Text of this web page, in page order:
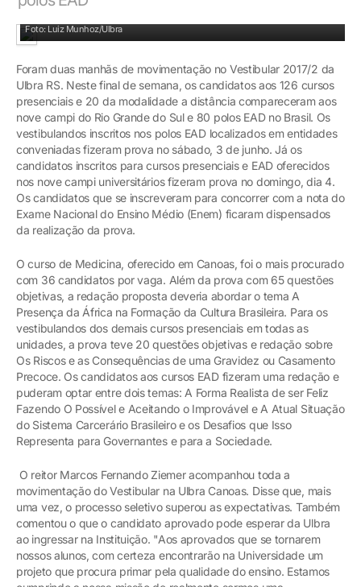
Foto: Luiz Munhoz/Ulbra
Foram duas manhãs de movimentação no Vestibular 2017/2 da
Ulbra RS. Neste final de semana, os candidatos aos 126 cursos
presenciais e 20 da modalidade a distância compareceram aos
nove campi do Rio Grande do Sul e 80 polos EAD no Brasil. Os
vestibulandos inscritos nos polos EAD localizados em entidades
conveniadas fizeram prova no sábado, 3 de junho. Já os
candidatos inscritos para cursos presenciais e EAD oferecidos
nos nove campi universitários fizeram prova no domingo, dia 4.
Os candidatos que se inscreveram para concorrer com a nota do
Exame Nacional do Ensino Médio (Enem) ficaram dispensados
da realização da prova.
O curso de Medicina, oferecido em Canoas, foi o mais procurado
com 36 candidatos por vaga. Além da prova com 65 questões
objetivas, a redação proposta deveria abordar o tema A
Presença da África na Formação da Cultura Brasileira. Para os
vestibulandos dos demais cursos presenciais em todas as
unidades, a prova teve 20 questões objetivas e redação sobre
Os Riscos e as Consequências de uma Gravidez ou Casamento
Precoce. Os candidatos aos cursos EAD fizeram uma redação e
puderam optar entre dois temas: A Forma Realista de ser Feliz
Fazendo O Possível e Aceitando o Improvável e A Atual Situação
do Sistema Carcerário Brasileiro e os Desafios que Isso
Representa para Governantes e para a Sociedade.
O reitor Marcos Fernando Ziemer acompanhou toda a
movimentação do Vestibular na Ulbra Canoas. Disse que, mais
uma vez, o processo seletivo superou as expectativas. Também
comentou o que o candidato aprovado pode esperar da Ulbra
ao ingressar na Instituição. "Aos aprovados que se tornarem
nossos alunos, com certeza encontrarão na Universidade um
projeto que procura primar pela qualidade do ensino. Estamos